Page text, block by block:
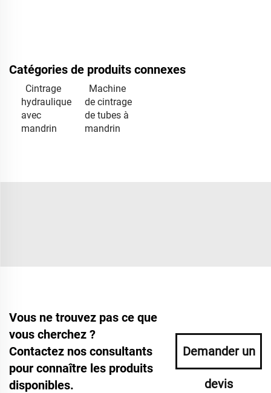
Catégories de produits connexes
Cintrage
hydraulique
avec
mandrin
Machine
de cintrage
de tubes à
mandrin
Vous ne trouvez pas ce que
vous cherchez ?
Contactez nos consultants
pour connaître les produits
disponibles.
Demander un
devis